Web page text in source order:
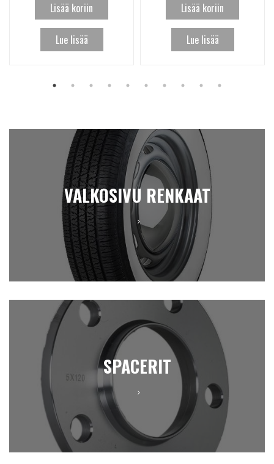
Lisää koriin
Lue lisää
Lisää koriin
Lue lisää
VALKOSIVU RENKAAT
SPACERIT